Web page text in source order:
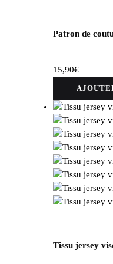
Patron de
15,90€
Tissu jersey